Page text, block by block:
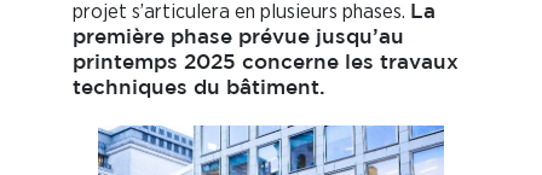
projet s’articulera en plusieurs phases. La
première phase prévue jusqu’au
printemps 2025 concerne les travaux
techniques du bâtiment.